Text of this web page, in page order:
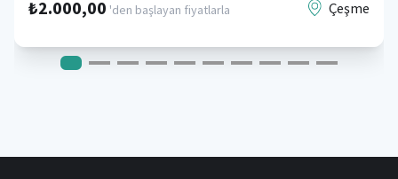
₺2.000,00 'den başlayan fiyatlarla Çeşme